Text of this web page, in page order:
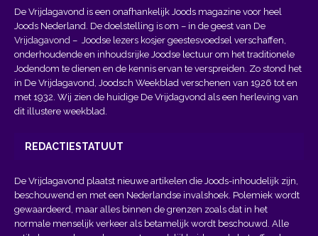
De Vrijdagavond is een onafhankelijk Joods magazine voor heel
Joods Nederland. De doelstelling is om – in de geest van De
Vrijdagavond – Joodse lezers kosjer geestesvoedsel verschaffen,
onderhoudende en inhoudsrijke Joodse lectuur om het traditionele
Jodendom te dienen en de kennis ervan te verspreiden. Zo stond het
in De Vrijdagavond, Joodsch Weekblad verschenen van 1926 tot en
met 1932. Wij zien de huidige De Vrijdagvond als een herleving van
dit illustere weekblad.
REDACTIESTATUUT
De Vrijdagavond plaatst nieuwe artikelen die Joods-inhoudelijk zijn,
beschouwend en met een Nederlandse invalshoek. Polemiek wordt
gewaardeerd, maar alles binnen de grenzen zoals dat in het
normale menselijk verkeer als betamelijk wordt beschouwd. Alle